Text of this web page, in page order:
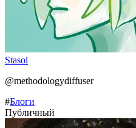
Stasol
@methodologydiffuser
#Блоги
Публичный